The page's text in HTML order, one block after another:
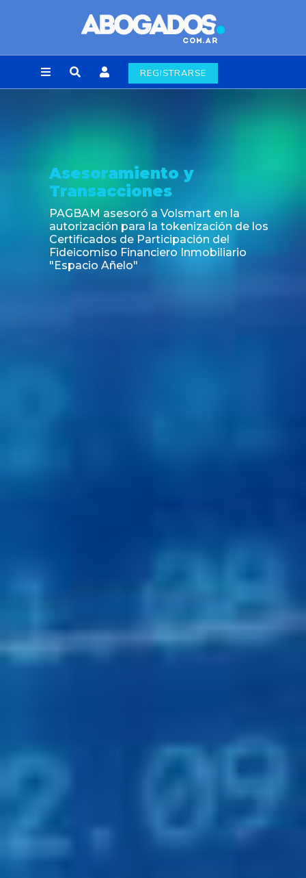
REGISTRARSE
Asesoramiento y
Transacciones
PAGBAM asesoró a Volsmart en la
autorización para la tokenización de los
Certificados de Participación del
Fideicomiso Financiero Inmobiliario
"Espacio Añelo"